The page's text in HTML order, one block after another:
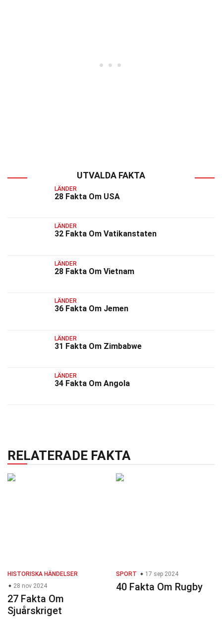
UTVALDA FAKTA
LÄNDER
28 Fakta Om USA
LÄNDER
32 Fakta Om Vatikanstaten
LÄNDER
28 Fakta Om Vietnam
LÄNDER
36 Fakta Om Jemen
LÄNDER
31 Fakta Om Zimbabwe
LÄNDER
34 Fakta Om Angola
RELATERADE FAKTA
HISTORISKA HÄNDELSER
28 nov 2024
27 Fakta Om
Sjuårskriget
SPORT 17 sep 2024
40 Fakta Om Rugby